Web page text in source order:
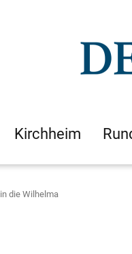
Kirchheim
die Wilhelma